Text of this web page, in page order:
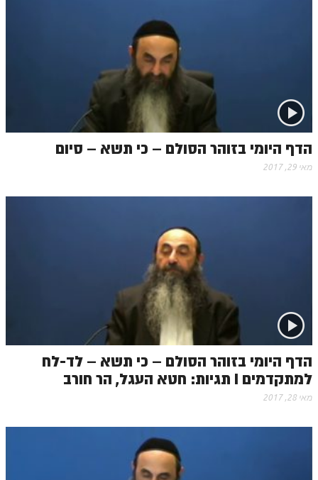
הדף היומי בזוהר הסולם – כי תשא – סיום
מאי 29, 2017
הדף היומי בזוהר הסולם – כי תשא – לד-לח
למתקדמים I תגיות: חטא העגל, הר חורב
מאי 28, 2017